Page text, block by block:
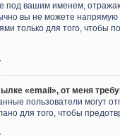
под вашим именем,
вы не можете напрямую
только для того, чтобы
«email», от меня
пользователи могут
для того, чтобы